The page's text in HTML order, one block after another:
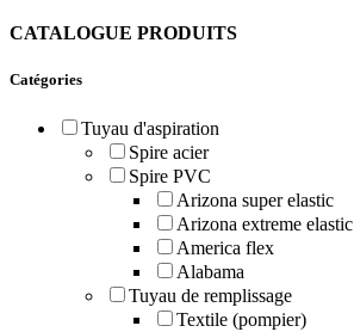
CATALOGUE PRODUITS
Catégories
Tuyau d'aspiration
Spire acier
Spire PVC
Arizona super elastic
Arizona extreme elastic
America flex
Alabama
Tuyau de remplissage
Textile (pompier)